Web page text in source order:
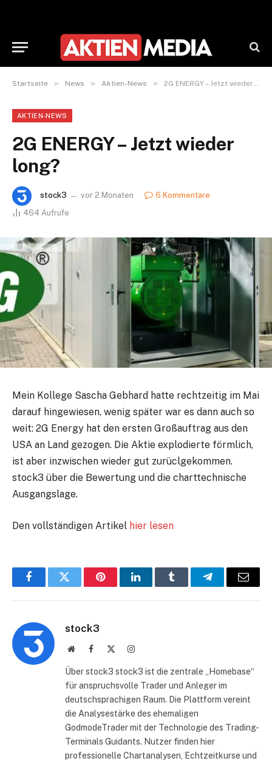
Startseite » News » Aktien-News » 2G ENERGY – Jetzt wieder long?
AKTIEN-NEWS
2G ENERGY – Jetzt wieder
long?
stock3 vor 2 Monaten
6 Kommentare
464 Aufrufe
Mein Kollege Sascha Gebhard hatte rechtzeitig im Mai
darauf hingewiesen, wenig später war es dann auch so
weit: 2G Energy hat den ersten Großauftrag aus den
USA an Land gezogen. Die Aktie explodierte förmlich,
ist aber inzwischen wieder gut zurüclgekommen.
stock3 über die Bewertung und die charttechnische
Ausgangslage.
Den vollständigen Artikel hier lesen
FacebookTwitter PinterestLinkedInTumblr TelegramE-
stock3
WebsiteFacebook Instagram
Über stock3 stock3 ist die zentrale „Homebase“
für anspruchsvolle Trader und Anleger im
deutschsprachigen Raum. Die Plattform vereint
die Analysestärke des ehemaligen
GodmodeTrader mit der Technologie des Trading-
Terminals Guidants. Nutzer finden hier
professionelle Chartanalysen, Echtzeitkurse und